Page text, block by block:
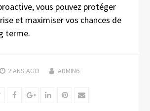
vous pouvez protéger
et maximiser vos chances de
terme.
2 ANS AGO ADMIN6
TwitterFacebookGoogle+LinkedInPinterest
Email